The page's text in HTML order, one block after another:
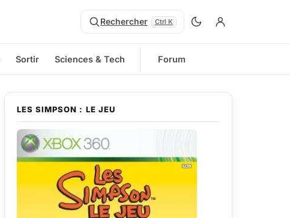
Rechercher Ctrl K
Sortir Sciences & Tech Forum
LES SIMPSON : LE JEU